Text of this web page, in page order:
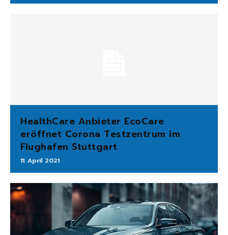
HealthCare Anbieter EcoCare
eröffnet Corona Testzentrum im
Flughafen Stuttgart
11. April 2021